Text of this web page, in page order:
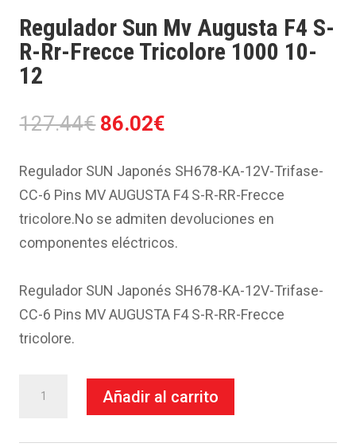
Regulador Sun Mv Augusta F4 S-
R-Rr-Frecce Tricolore 1000 10-
12
127.44€ El
original
era:
127.44€.
86.02€
actual
es:
86.02€.
Regulador SUN Japonés SH678-KA-12V-Trifase-
CC-6 Pins MV AUGUSTA F4 S-R-RR-Frecce
tricolore.No se admiten devoluciones en
componentes eléctricos.
Regulador SUN Japonés SH678-KA-12V-Trifase-
CC-6 Pins MV AUGUSTA F4 S-R-RR-Frecce
tricolore.
Añadir al carrito